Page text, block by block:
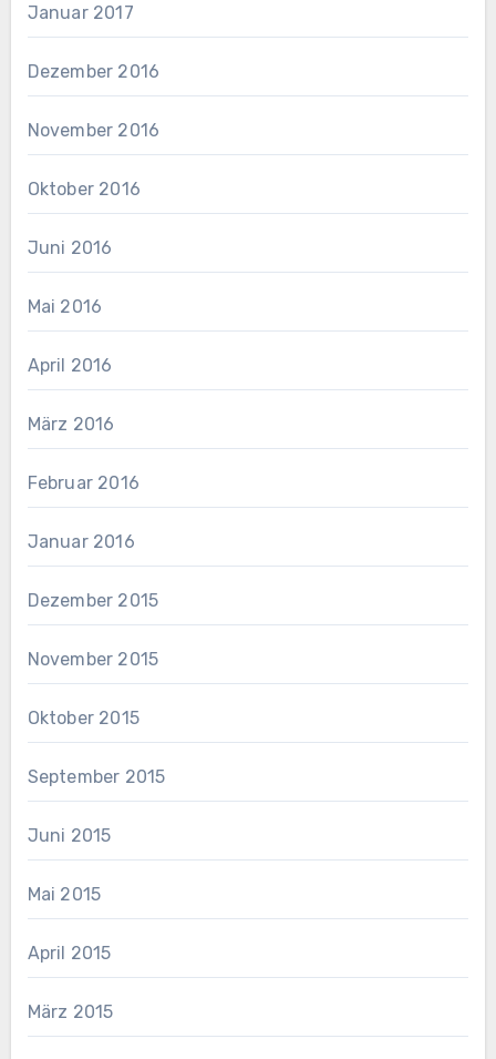
Januar 2017
Dezember 2016
November 2016
Oktober 2016
Juni 2016
Mai 2016
April 2016
März 2016
Februar 2016
Januar 2016
Dezember 2015
November 2015
Oktober 2015
September 2015
Juni 2015
Mai 2015
April 2015
März 2015